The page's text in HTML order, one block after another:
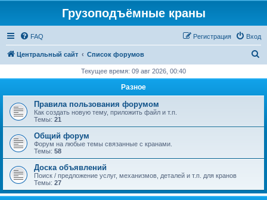
Грузоподъёмные краны
FAQ Вход
Регистрация
Центральный сайт Список форумов
с
Текущее время: 09 авг 2026, 00:40
Разное
Правила пользования форумом
Как создать новую тему, приложить файл и т.п.
Темы: 21
Общий форум
Форум на любые темы связанные с кранами.
Темы: 58
Доска объявлений
Поиск / предложение услуг, механизмов, деталей и т.п. для кранов
Темы: 27